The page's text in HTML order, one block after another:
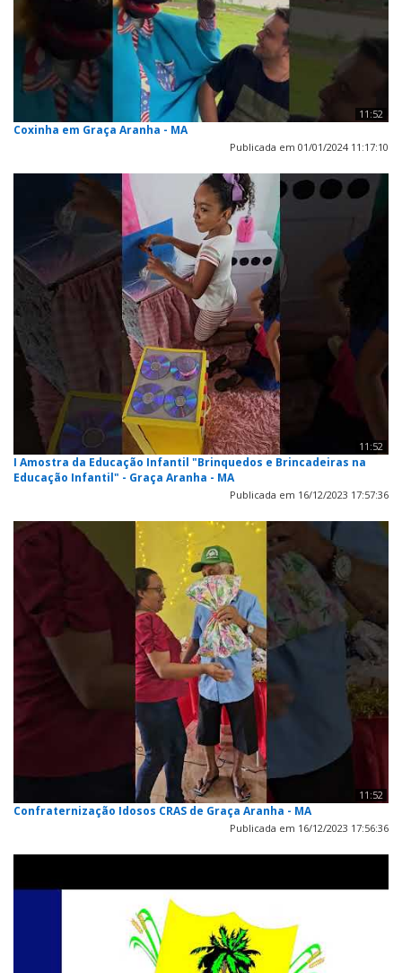
11:52
Coxinha em Graça Aranha - MA
Publicada em 01/01/2024 11:17:10
11:52
I Amostra da Educação Infantil "Brinquedos e Brincadeiras na
Educação Infantil" - Graça Aranha - MA
Publicada em 16/12/2023 17:57:36
11:52
Confraternização Idosos CRAS de Graça Aranha - MA
Publicada em 16/12/2023 17:56:36